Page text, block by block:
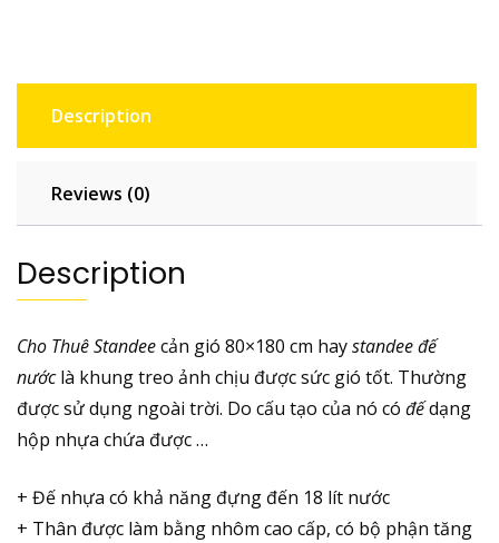
Description
Reviews (0)
Description
Cho ThuêStandeecản gió 80×180 cm haystandee đế
nướclà khung treo ảnh chịu được sức gió tốt. Thường
được sử dụng ngoài trời. Do cấu tạo của nó có đếdạng
hộp nhựa chứa được …
+ Đế nhựa có khả năng đựng đến 18 lít nước
+ Thân được làm bằng nhôm cao cấp, có bộ phận tăng